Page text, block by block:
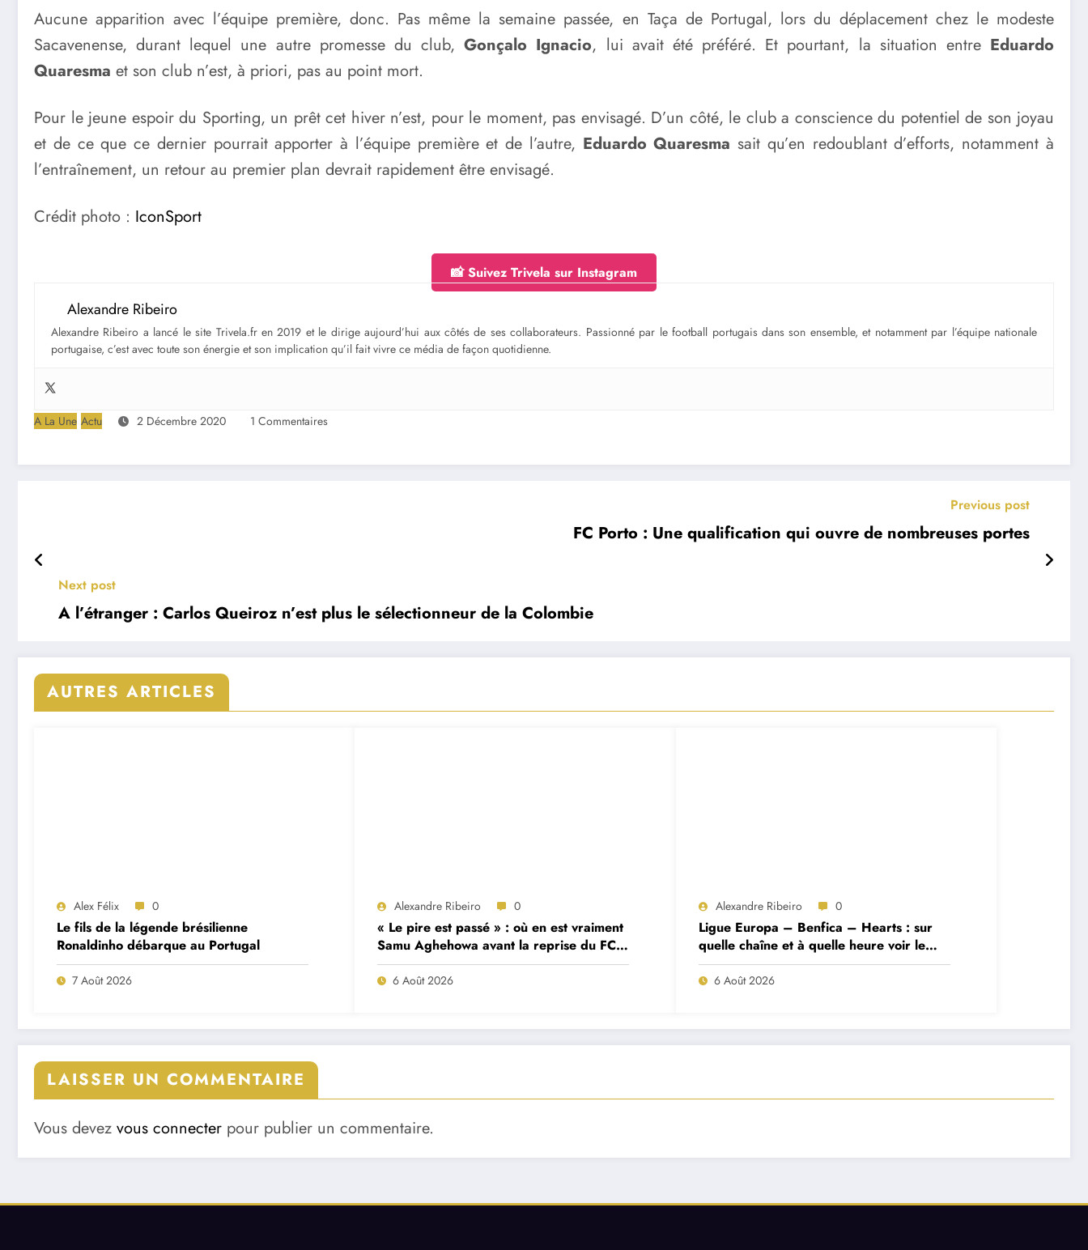
Aucune apparition avec l’équipe première, donc. Pas même la semaine passée, en Taça de Portugal, lors du déplacement chez le modeste
Sacavenense, durant lequel une autre promesse du club,Gonçalo Ignacio, lui avait été préféré. Et pourtant, la situation entre Eduardo
Quaresma et son club n’est, à priori, pas au point mort.
Pour le jeune espoir du Sporting, un prêt cet hiver n’est, pour le moment, pas envisagé. D’un côté, le club a conscience du potentiel de son joyau
et de ce que ce dernier pourrait apporter à l’équipe première et de l’autre, Eduardo Quaresma sait qu’en redoublant d’efforts, notamment à
l’entraînement, un retour au premier plan devrait rapidement être envisagé.
Crédit photo : IconSport
📸 Suivez Trivela sur Instagram
Alexandre Ribeiro
Alexandre Ribeiro a lancé le site Trivela.fr en 2019 et le dirige aujourd’hui aux côtés de ses collaborateurs. Passionné par le football portugais dans son ensemble, et notamment par l’équipe nationale
portugaise, c’est avec toute son énergie et son implication qu’il fait vivre ce média de façon quotidienne.
A La Une Actu 2 Décembre 2020 1 Commentaires
Previous post
FC Porto : Une qualification qui ouvre de nombreuses portes
Next post
A l’étranger : Carlos Queiroz n’est plus le sélectionneur de la Colombie
AUTRES ARTICLES
Alex Félix 0
Le fils de la légende brésilienne
Ronaldinho débarque au Portugal
7 Août 2026
Alexandre Ribeiro 0
« Le pire est passé » : où en est vraiment
Samu Aghehowa avant la reprise du FC
Porto ?
6 Août 2026
Alexandre Ribeiro 0
Ligue Europa – Benfica – Hearts : sur
quelle chaîne et à quelle heure voir le
match ?
6 Août 2026
LAISSER UN COMMENTAIRE
Vous devez vous connecter pour publier un commentaire.